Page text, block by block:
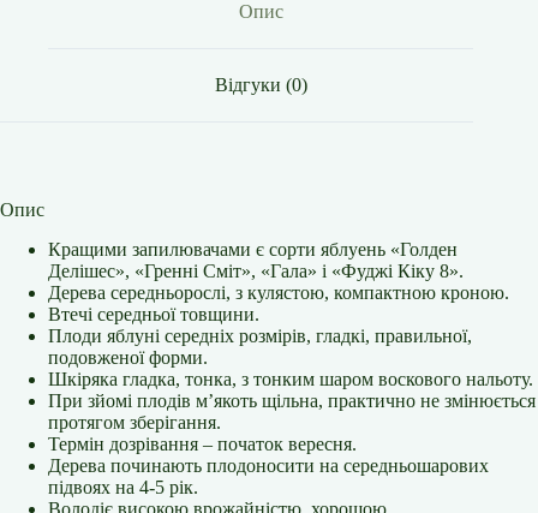
Опис
Відгуки (0)
Опис
Кращими запилювачами є сорти яблуень «Голден
Делішес», «Гренні Сміт», «Гала» і «Фуджі Кіку 8».
Дерева середньорослі, з кулястою, компактною кроною.
Втечі середньої товщини.
Плоди яблуні середніх розмірів, гладкі, правильної,
подовженої форми.
Шкіряка гладка, тонка, з тонким шаром воскового нальоту.
При зйомі плодів м’якоть щільна, практично не змінюється
протягом зберігання.
Термін дозрівання – початок вересня.
Дерева починають плодоносити на середньошарових
підвоях на 4-5 рік.
Володіє високою врожайністю, хорошою